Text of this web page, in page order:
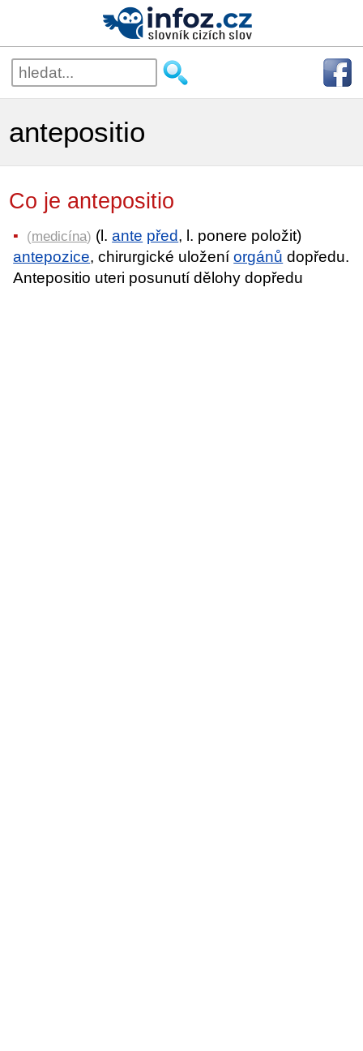
antepositio
Co je antepositio
(medicína) (l.ante před, l. ponere položit)
antepozice, chirurgické uloženíorgánů dopředu.
Antepositio uteri posunutí dělohy dopředu